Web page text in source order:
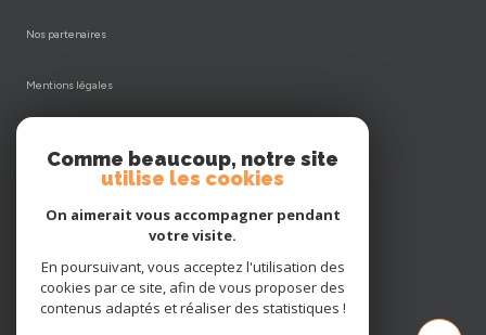
nos partenaires
mentions légales
cookies
Comme beaucoup, notre site
utilise les cookies
On aimerait vous accompagner pendant
votre visite.
En poursuivant, vous acceptez l'utilisation des
cookies par ce site, afin de vous proposer des
contenus adaptés et réaliser des statistiques !